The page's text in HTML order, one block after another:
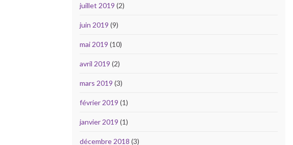
juillet 2019 (2)
juin 2019 (9)
mai 2019 (10)
avril 2019 (2)
mars 2019 (3)
février 2019 (1)
janvier 2019 (1)
décembre 2018 (3)